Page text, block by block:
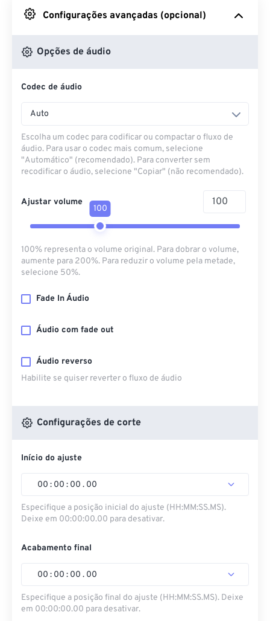
Do Google Drive
Do OneDrive
Configurações avançadas (opcional)
Opções de áudio
Codec de áudio
Auto
Escolha um codec para codificar ou compactar o fluxo de
áudio. Para usar o codec mais comum, selecione
"Automático" (recomendado). Para converter sem
recodificar o áudio, selecione "Copiar" (não recomendado).
Ajustar volume
100
100% representa o volume original. Para dobrar o volume,
aumente para 200%. Para reduzir o volume pela metade,
selecione 50%.
Fade In Áudio
Áudio com fade out
Áudio reverso
Habilite se quiser reverter o fluxo de áudio
Configurações de corte
Início do ajuste
00 : 00 : 00 . 00
Especifique a posição inicial do ajuste (HH:MM:SS.MS).
Deixe em 00:00:00.00 para desativar.
Acabamento final
00 : 00 : 00 . 00
Especifique a posição final do ajuste (HH:MM:SS.MS). Deixe
em 00:00:00.00 para desativar.